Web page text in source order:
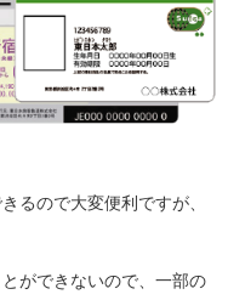
るので大変便利ですが、
ができないので、一部の